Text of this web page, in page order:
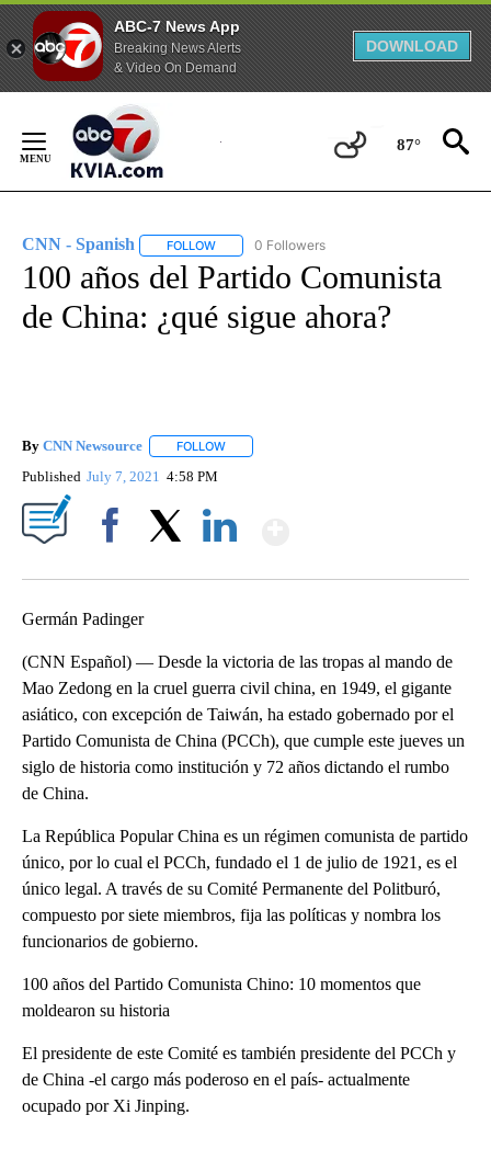
ABC-7 News App
Breaking News Alerts
& Video On Demand
DOWNLOAD
Content
87°
CNN - Spanish FOLLOW FOLLOW "CNN - SPANISH" TO RECEIVE
0 Followers
100 años del Partido Comunista
de China: ¿qué sigue ahora?
By CNN Newsource FOLLOW
Published July 7, 2021 4:58 PM
Germán Padinger
(CNN Español) — Desde la victoria de las tropas al mando de
Mao Zedong en la cruel guerra civil china, en 1949, el gigante
asiático, con excepción de Taiwán, ha estado gobernado por el
Partido Comunista de China (PCCh), que cumple este jueves un
siglo de historia como institución y 72 años dictando el rumbo
de China.
La República Popular China es un régimen comunista de partido
único, por lo cual el PCCh, fundado el 1 de julio de 1921, es el
único legal. A través de su Comité Permanente del Politburó,
compuesto por siete miembros, fija las políticas y nombra los
funcionarios de gobierno.
100 años del Partido Comunista Chino: 10 momentos que
moldearon su historia
El presidente de este Comité es también presidente del PCCh y
de China -el cargo más poderoso en el país- actualmente
ocupado por Xi Jinping.